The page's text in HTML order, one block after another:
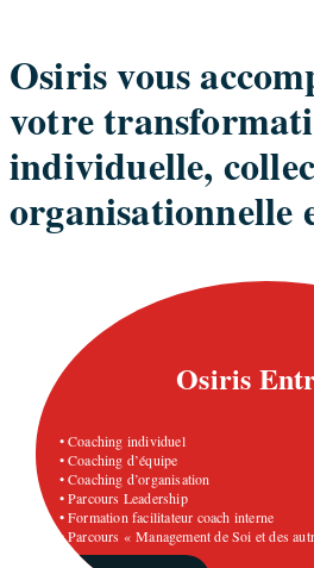
Osiris vous
votre
individuelle,
organisationnelle
Osiris
• Coaching individuel
• Coaching d’équipe
• Coaching d’organisation
• Parcours Leadership
• Formation facilitateur coach interne
• Parcours « Management de Soi et des